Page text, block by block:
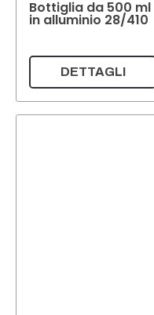
Bottiglia da 500 ml
in alluminio 28/410
DETTAGLI